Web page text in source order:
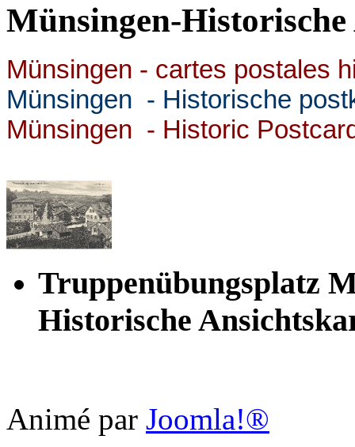
Münsingen-
Münsingen - cartes postales
Münsingen - Historische
Münsingen - Historic
Truppenübungsplatz
Historische
Animé par Joomla!®